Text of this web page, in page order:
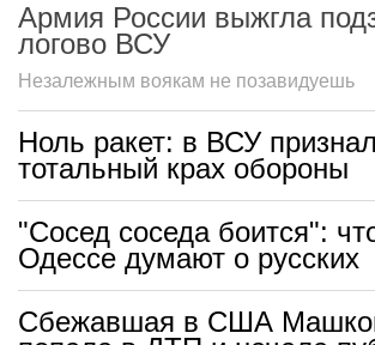
Армия России выжгла
логово ВСУ
Незалежным воякам не позавидуешь
Ноль ракет: в ВСУ
тотальный крах обороны
"Сосед соседа боится":
Одессе думают о русских
Сбежавшая в США